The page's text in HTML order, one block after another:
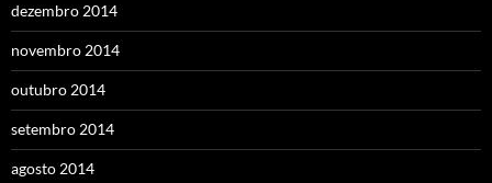
dezembro 2014
novembro 2014
outubro 2014
setembro 2014
agosto 2014